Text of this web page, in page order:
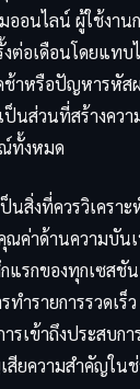
อนไลน์ ผู้ใช้งาน
ต่อเดือนโดยแทบ
ช้าหรือปัญหารหั
นส่วนที่สร้างควา
ทั้งหมด
นสิ่งที่ควรวิเครา
ค่าด้านความบันเ
แรกของทุกเซส
ทำรายการรวดเ
รเข้าถึงประสบก
สียความสำคัญใน